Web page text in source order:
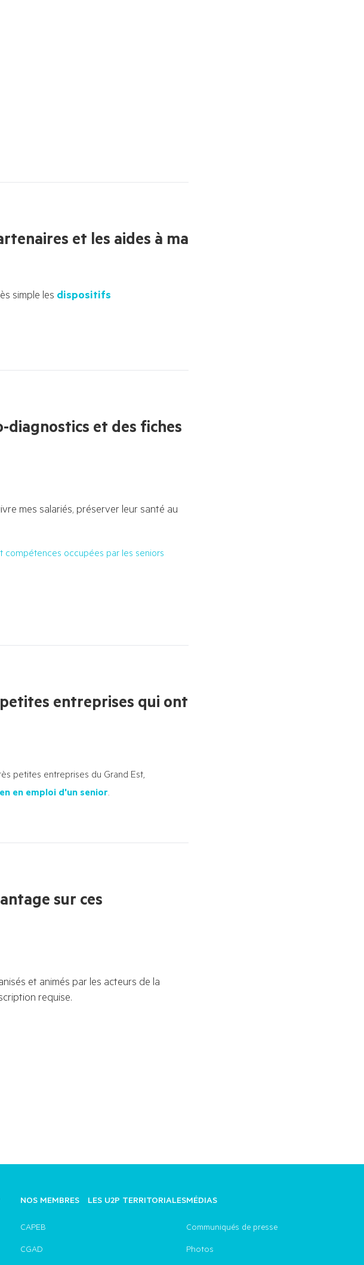
et les aides à ma
simple les dispositifs
et des fiches
mes salariés, préserver leur santé au
compétences occupées par les seniors
entreprises qui ont
petites entreprises du Grand Est,
en emploi d'un senior.
sur ces
et animés par les acteurs de la
requise.
NOS MEMBRES
CAPEB
CGAD
LES U2P TERRITORIALESMÉDIAS
Communiqués de presse
Photos